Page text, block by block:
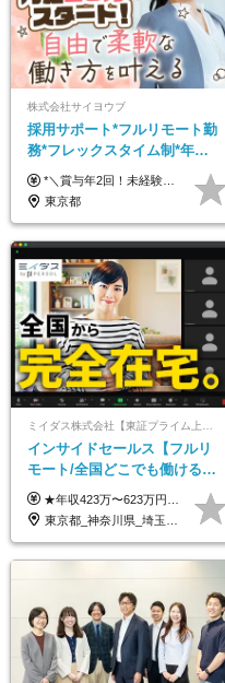
株式会社サイヨウブ
採用サポート*フルリモート勤
務*フレックスタイム制*年休
120日*土日祝休み*残業ほぼな
し*育児中社員8割以上
*＼賞与年2回！未経験から月給28万円スタート／* ◆月給28万～40万円＋賞与年2回＋各種インセンティブ ※経験・スキルを考慮の上、決定します ※試用期間6ヶ月間あり（期間中は月給26万円～になります。その他待遇等に差異はありません） ※月給には月35時間分の固定残業代含む（月5万4800円/超過分別途支給） ※ほとんどのメンバーが残業ゼロです！フレックスタイム制のため、自分の生活に合わせて調整できます。 ＼希望性で土曜日出勤あり／ お客様より「土曜日に応募者の対応をしてほしい」という ご要望を受けた際に、応募者対応⇒求職者との メッセージのやり取りなど、対応が発生する場合があります。 ※土曜日に出勤いただく場合は ・2時間稼働：4500円 ・4時間稼働：9000円 の給与が発生。勤務時間が4時間超えることは原則ありません。 短期間で高い給与をGETできるチャンスです♪
東京都
インサイドセールス【フルリ
モート/全国どこでも働ける】
未経験OK*土日祝休み*残業少
なめ*在宅勤務手当あり
★年収423万〜623万円のモデルあり（想定時間外手当10時間分含む） ★半年に一度ドカンと支給のボーナスあり（半年に1度最大150万円） 月給25万円〜＋各種手当＋インセンティブ ＊リモートワーク手当（4000円/月） ＊リモートワーク一時金（1万5000円） ＊残業手当全額支給 ※経験・スキルにより月給を決定します ※試用期間：2ヵ月あり。期間中の雇用形態・給与・待遇に変更はありません 《頑張りはインセンティブとして還元！》 当社は5段階の評価制度を導入。 半期に1回の評価で最高ランク（5点）を獲得したメンバーには、 150万円のインセンティブを支給！ これが半年に一度のインセンティブとして支給されるため、 成果を出した分だけまとまった収入を得られる仕組みです。 【固定残業代について】 なし（残業代は、実際の労働時間に応じて別途全額支給）
東京都_神奈川県_埼玉県_千葉県_大阪府_愛知県_北海道_青森県_岩手県_宮城県_秋田県_山形県_福島県_茨城県_栃木県_群馬県_新潟県_山梨県_長野県_富山県_石川県_福井県_静岡県_岐阜県_三重県_兵庫県_京都府_滋賀県_奈良県_和歌山県_広島県_岡山県_鳥取県_島根県_山口県_徳島県_香川県_愛媛県_高知県_福岡県_熊本県_佐賀県_長崎県_大分県_宮崎県_鹿児島県_沖縄県